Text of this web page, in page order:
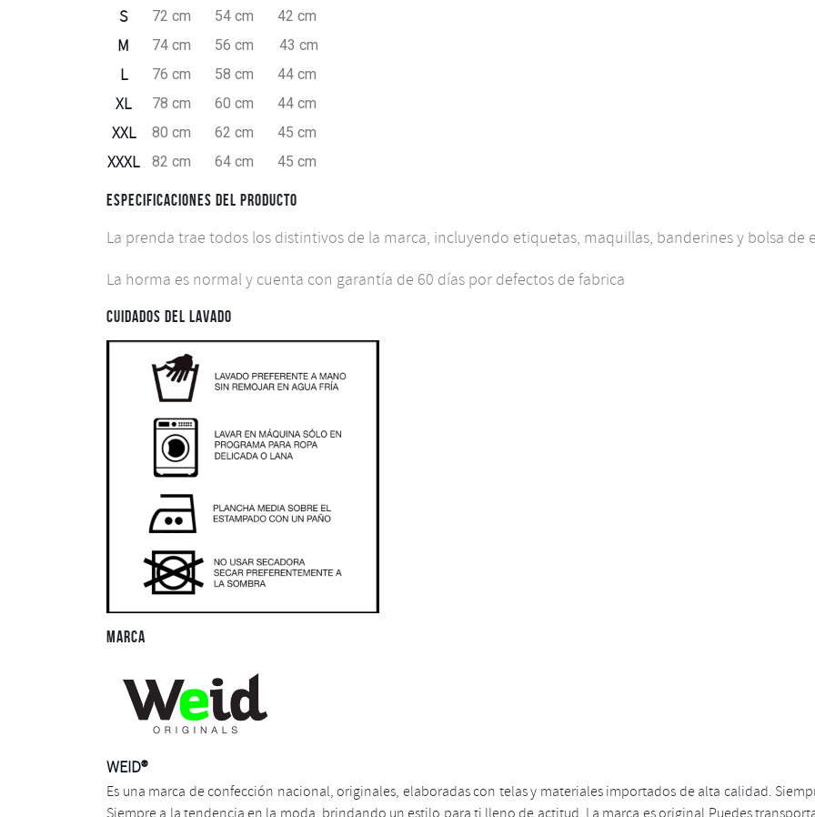
S
72 cm 54 cm 42 cm
M 74 cm 56 cm 43 cm
L 76 cm 58 cm 44 cm
XL 78 cm 60 cm 44 cm
XXL 80 cm 62 cm 45 cm
XXXL 82 cm 64 cm 45 cm
ESPECIFICACIONES DEL PRODUCTO
La prenda trae todos los distintivos de la marca, incluyendo etiquetas, maquillas, banderines y bolsa de
La horma es normal y cuenta con garantía de 60 días por defectos de fabrica
CUIDADOS DEL LAVADO
MARCA
WEID®
Es una marca de confección nacional, originales, elaboradas con telas y materiales importados de alta calidad.